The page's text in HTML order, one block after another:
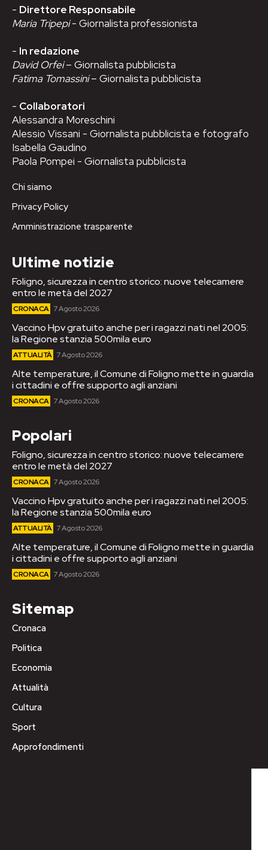
- Direttore Responsabile
Maria Tripepi- Giornalista professionista
- In redazione
David Orfei– Giornalista pubblicista
Fatima Tomassini– Giornalista pubblicista
- Collaboratori
Alessandra Moreschini
Alessio Vissani - Giornalista pubblicista e fotografo
Isabella Gaudino
Paola Pompei - Giornalista pubblicista
Chi siamo
Privacy Policy
Amministrazione trasparente
Ultime notizie
Foligno, sicurezza in centro storico: nuove telecamere
entro le metà del 2027
CRONACA 7 Agosto 2026
Vaccino Hpv gratuito anche per i ragazzi nati nel 2005:
la Regione stanzia 500mila euro
ATTUALITÀ 7 Agosto 2026
Alte temperature, il Comune di Foligno mette in guardia
i cittadini e offre supporto agli anziani
CRONACA 7 Agosto 2026
Popolari
Foligno, sicurezza in centro storico: nuove telecamere
entro le metà del 2027
CRONACA 7 Agosto 2026
Vaccino Hpv gratuito anche per i ragazzi nati nel 2005:
la Regione stanzia 500mila euro
ATTUALITÀ 7 Agosto 2026
Alte temperature, il Comune di Foligno mette in guardia
i cittadini e offre supporto agli anziani
CRONACA 7 Agosto 2026
Sitemap
Cronaca
Politica
Economia
Attualità
Cultura
Sport
Approfondimenti